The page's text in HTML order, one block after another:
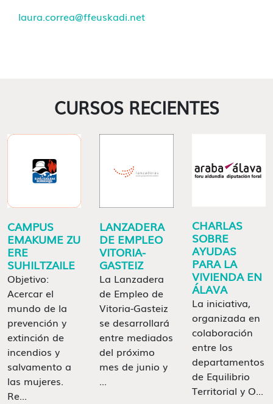
laura.correa@ffeuskadi.net
CURSOS RECIENTES
CAMPUS
EMAKUME ZU
ERE
SUHILTZAILE
Objetivo:
Acercar el
mundo de la
prevención y
extinción de
incendios y
salvamento a
las mujeres.
Re...
LANZADERA
DE EMPLEO
VITORIA-
GASTEIZ
La Lanzadera
de Empleo de
Vitoria-Gasteiz
se desarrollará
entre mediados
del próximo
mes de junio y
...
CHARLAS
SOBRE
AYUDAS
PARA LA
VIVIENDA EN
ÁLAVA
La iniciativa,
organizada en
colaboración
entre los
departamentos
de Equilibrio
Territorial y O...